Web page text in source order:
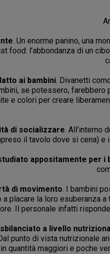
. Un enorme panino, una
food: l’abbondanza di un
ai bambini. Divanetti
se potessero, farebbero
e colori per creare
di socializzare. All’interno
il tavolo dove si cena) e
appositamente per i
di movimento. I bambini
a placare la loro esuberanza
Il personale infatti
a livello
punto di vista nutrizionale
quantità maggiori e poche